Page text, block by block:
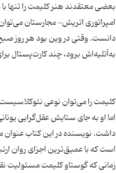
بعضی معتقدند هنر کلیمت را
امپراتوری اتریش‌- ‌مجارستان
دانست. وقتی در وین بود هر روز
کلیمت را می‌توان نوعی
اما او به جای ستایش عقل‌گرایی
داشت. نویسنده در این کتاب عنوان
زمانی که گوستاو کلیمت مسئولیت